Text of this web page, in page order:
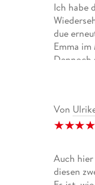
Ich habe
due
Emma
Dennoch
sein
ahnte,
müsst ihr
sogar
Von
Auch
diesen